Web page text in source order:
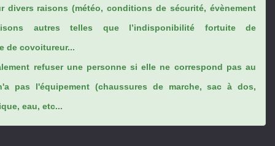
divers raisons (météo, conditions de sécurité, évènement
autres telles que l’indisponibilité fortuite de
de covoitureur...
refuser une personne si elle ne correspond pas au
pas l'équipement (chaussures de marche, sac à dos,
eau, etc...